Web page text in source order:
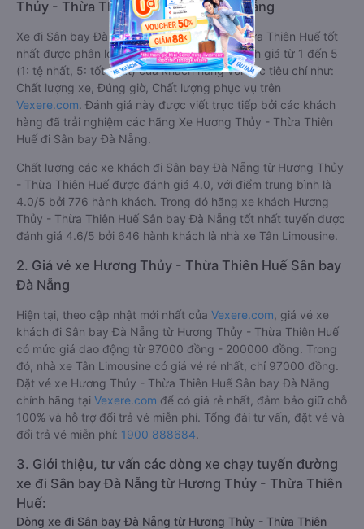
Thủy - Thừa Thiên Huế Sân bay Đà Nẵng
Xe đi Sân bay Đà Nẵng từ Hương Thủy - Thừa Thiên Huế tốt
nhất được phân loại chất lượng dựa trên đánh giá từ 1 đến 5
(1: tệ nhất, 5: tốt nhất) của khách hàng với các tiêu chí như:
Chất lượng xe, Đúng giờ, Chất lượng phục vụ trên
Vexere.com. Đánh giá này được viết trực tiếp bởi các khách
hàng đã trải nghiệm các hãng Xe Hương Thủy - Thừa Thiên
Huế đi Sân bay Đà Nẵng.
Chất lượng các xe khách đi Sân bay Đà Nẵng từ Hương Thủy
- Thừa Thiên Huế được đánh giá 4.0, với điểm trung bình là
4.0/5 bởi 776 hành khách. Trong đó hãng xe khách Hương
Thủy - Thừa Thiên Huế Sân bay Đà Nẵng tốt nhất tuyến được
đánh giá 4.6/5 bởi 646 hành khách là nhà xe Tân Limousine.
2. Giá vé xe Hương Thủy - Thừa Thiên Huế Sân bay
Đà Nẵng
Hiện tại, theo cập nhật mới nhất của Vexere.com , giá vé xe
khách đi Sân bay Đà Nẵng từ Hương Thủy - Thừa Thiên Huế
có mức giá dao động từ 97000 đồng - 200000 đồng. Trong
đó, nhà xe Tân Limousine có giá vé rẻ nhất, chỉ 97000 đồng.
Đặt vé xe Hương Thủy - Thừa Thiên Huế Sân bay Đà Nẵng
chính hãng tại Vexere.com để có giá rẻ nhất, đảm bảo giữ chỗ
100% và hỗ trợ đổi trả vé miễn phí. Tổng đài tư vấn, đặt vé và
đổi trả vé miễn phí: 1900 888684.
3. Giới thiệu, tư vấn các dòng xe chạy tuyến đường
xe đi Sân bay Đà Nẵng từ Hương Thủy - Thừa Thiên
Huế:
Dòng xe đi Sân bay Đà Nẵng từ Hương Thủy - Thừa Thiên